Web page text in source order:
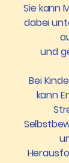
Sie kann
dabei
und
Bei
kann